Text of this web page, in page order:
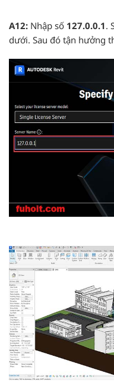
A12: Nhập số 127.0.0.1.
dưới. Sau đó tận hưởng